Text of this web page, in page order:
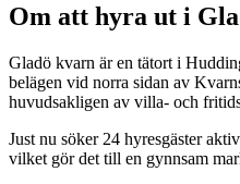
Om att hyra ut i
Gladö kvarn är en tätort i
belägen vid norra sidan av
huvudsakligen av villa- och
Just nu söker 24 hyresgäster
vilket gör det till en gynnsam